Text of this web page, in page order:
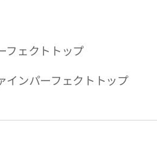
ェクトトップ
ンパーフェクトトップ